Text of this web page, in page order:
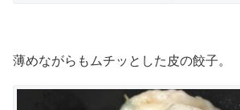
薄めながらもムチッとした皮の餃子。